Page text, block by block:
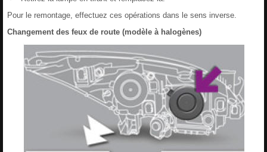
Pour le remontage, effectuez ces opérations dans le sens inverse.
Changement des feux de route (modèle à halogènes)